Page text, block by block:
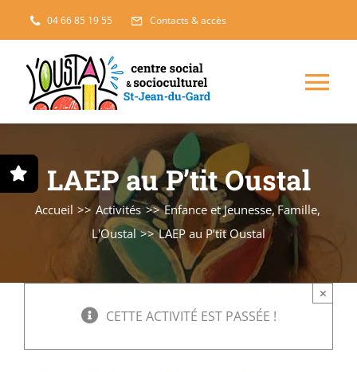
Passer
au
contenu
04 66 85 19 55 Contacts & accès
Projets solidaires
L’accueil
LAEP au P’tit Oustal
Accueil Activités Enfance et Jeunesse Famille
L'Oustal
LAEP au P’tit Oustal
CETTE ACTIVITÉ EST PASSÉE !
×